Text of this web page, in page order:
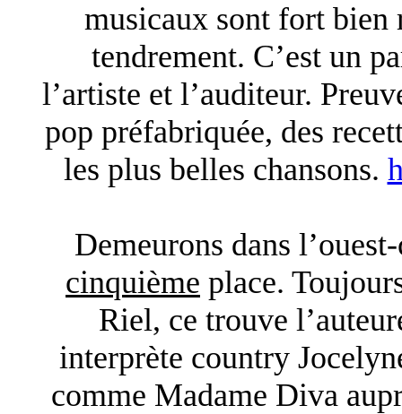
musicaux sont fort bien
tendrement. C’est un
l’artiste et l’auditeur.
pop préfabriquée, des
les plus belles chansons.
Demeurons dans
cinquième place.
Riel, ce trouve
interprète country
comme Madame Diva